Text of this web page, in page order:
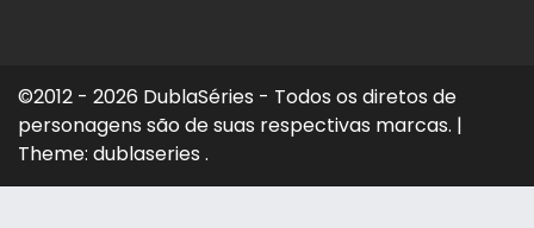
©2012 - 2026 DublaSéries - Todos os diretos de
personagens são de suas respectivas marcas. |
Theme: dublaseries .